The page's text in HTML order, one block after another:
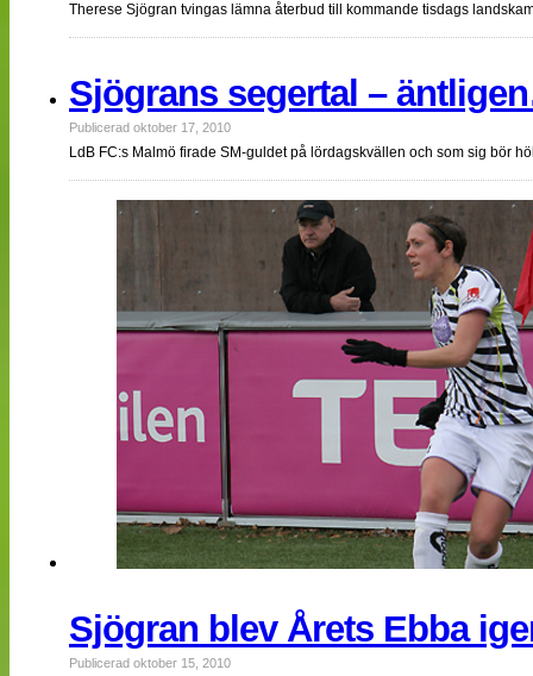
Therese Sjögran tvingas lämna återbud till kommande tisdags
Sjögrans segertal –
Publicerad oktober 17, 2010
LdB FC:s Malmö firade SM-guldet på lördagskvällen och som sig bör
Sjögran blev Årets Ebba
Publicerad oktober 15, 2010